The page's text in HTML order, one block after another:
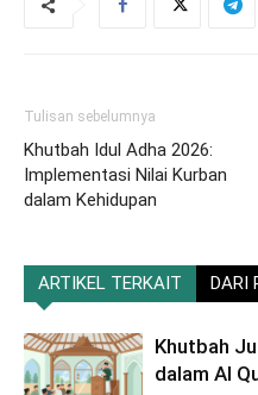
Tulisan sebelumnya
Khutbah Idul Adha 2026:
Implementasi Nilai Kurban
dalam Kehidupan
ARTIKEL TERKAIT DARI
Khutbah
dalam Al